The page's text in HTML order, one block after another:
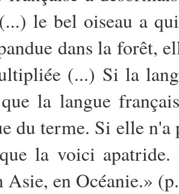
le bel oiseau a
dans la forêt,
(...) Si la
la langue
du terme. Si elle n'a
la voici
en Océanie.»